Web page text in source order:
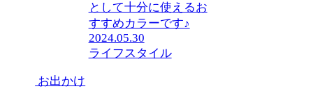
として十分に使えるお
すすめカラーです♪
2024.05.30
ライフスタイル
お出かけ